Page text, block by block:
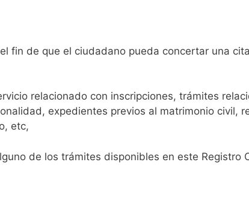
fin de que el ciudadano pueda concertar una
relacionado con inscripciones, trámites
expedientes previos al matrimonio civil,
etc,
de los trámites disponibles en este Registro